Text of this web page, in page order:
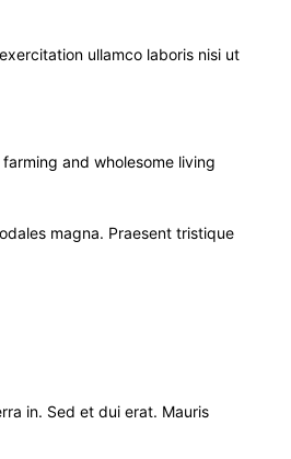
ullamco laboris nisi ut
magna. Praesent tristique
in. Sed et dui erat. Mauris
and wholesome living